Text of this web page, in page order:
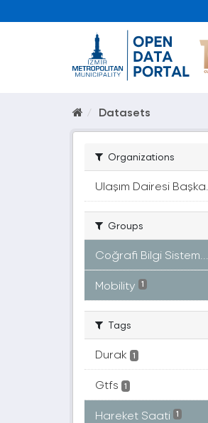
Datasets
Organizations
Ulaşım Dairesi Başka...
Groups
Coğrafi Bilgi Sistem...
Mobility 1
Tags
Durak 1
Gtfs 1
Hareket Saati 1